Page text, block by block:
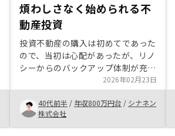
煩わしさなく始められる不
動産投資
投資不動産の購入は初めてであった
ので、当初は心配があったが、リノ
シーからのバックアップ体制が充実
していることがわかったので、心配
なく購入をすることができた。特に
自身で管理運用することに負担を感
じていたのだが、かなり負担少なく
運用できる見立てがついたのが良い
2026年02月23日
40代前半 / 年収800万円台 / シナネン
株式会社